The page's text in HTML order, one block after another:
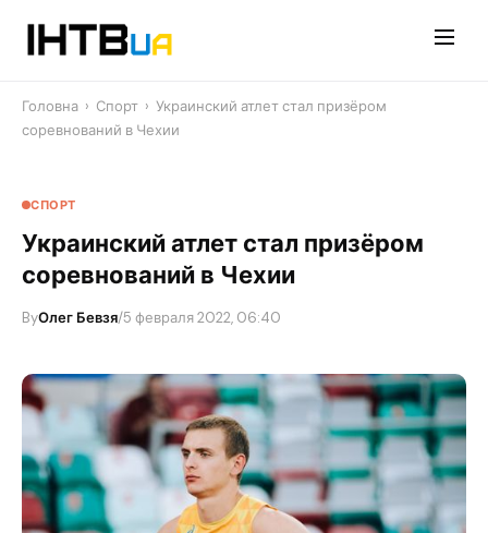
Головна › Спорт › Украинский атлет стал призёром
соревнований в Чехии
СПОРТ
Украинский атлет стал призёром
соревнований в Чехии
ByОлег Бевзя/5 февраля 2022, 06:40